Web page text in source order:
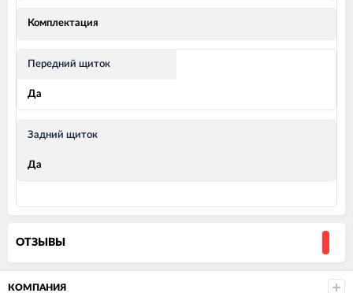
Комплектация
Передний щиток
Да
Задний щиток
Да
ОТЗЫВЫ
КОМПАНИЯ